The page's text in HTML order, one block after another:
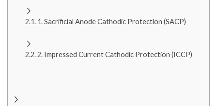
1. Sacrificial Anode Cathodic Protection (SACP)
2. Impressed Current Cathodic Protection (ICCP)